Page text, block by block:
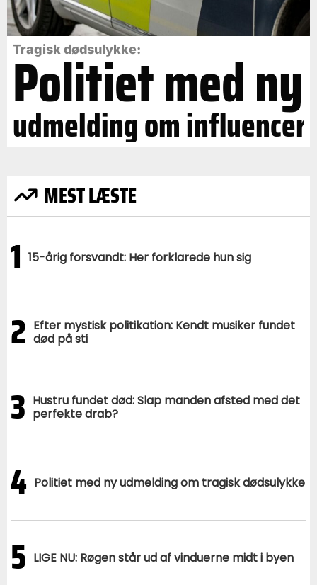
Tragisk dødsulykke:
Politiet med ny
udmelding om influencer
MEST LÆSTE
1 15-årig forsvandt: Her forklarede hun sig
2 Efter mystisk politikation: Kendt musiker fundet
død på sti
3 Hustru fundet død: Slap manden afsted med det
perfekte drab?
4 Politiet med ny udmelding om tragisk dødsulykke
5 LIGE NU: Røgen står ud af vinduerne midt i byen